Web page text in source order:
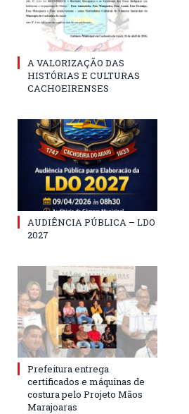
A VALORIZAÇÃO DAS
HISTÓRIAS E CULTURAS
CACHOEIRENSES
AUDIÊNCIA PÚBLICA – LDO
2027
Prefeitura entrega
certificados e máquinas de
costura pelo Projeto Mãos
Marajoaras